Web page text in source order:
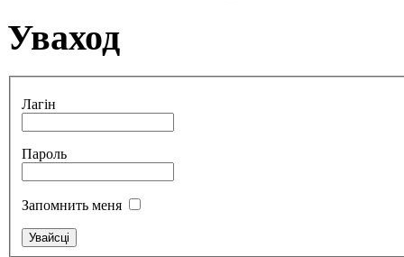
Уваход
Лагін
Пароль
Запомнить меня